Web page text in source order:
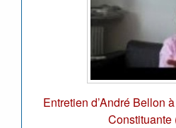
Entretien d’André Bellon
Constituante